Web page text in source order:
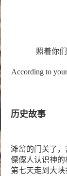
照着你
According to
历史故事
滩岔的门关了
傈僳人认识神的
第七天走到大峡